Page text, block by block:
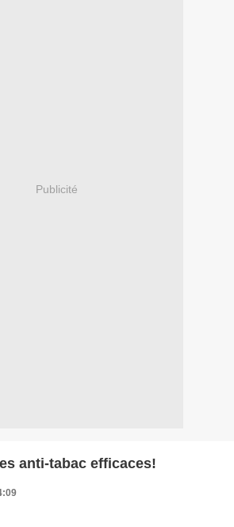
Publicité
anti-tabac efficaces!